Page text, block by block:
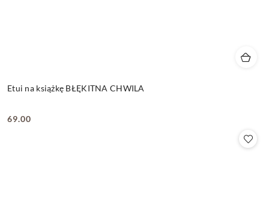
Etui na książkę BŁĘKITNA CHWILA
Cena:
69.00